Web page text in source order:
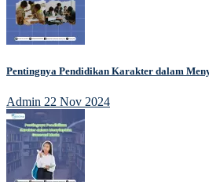
Pentingnya Pendidikan Karakter dalam
Admin 22 Nov 2024